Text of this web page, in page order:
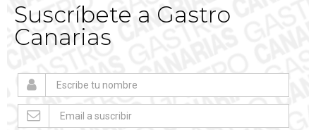
Suscríbete a Gastro
Canarias